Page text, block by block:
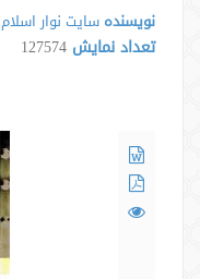
نویسنده سایت نوار اسلام
تعداد نمایش 127574